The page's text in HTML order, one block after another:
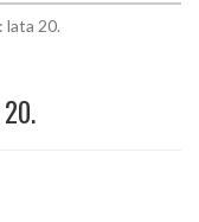
lata 20.